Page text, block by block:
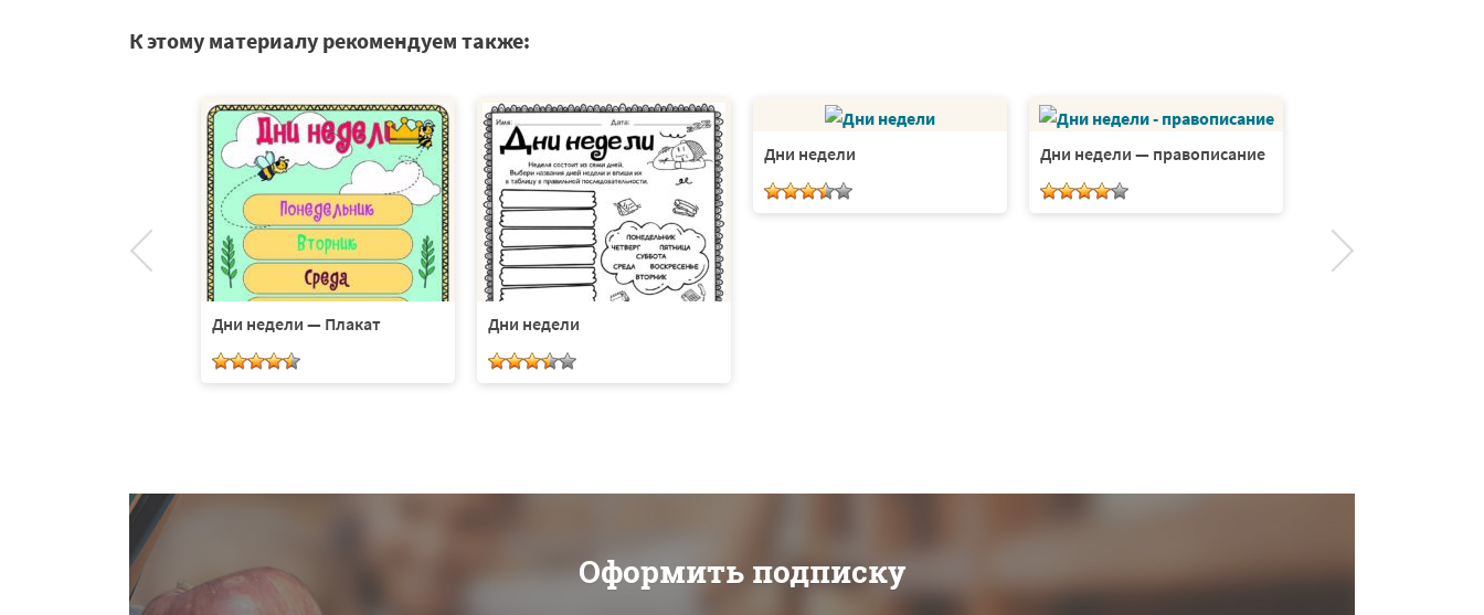
К этому материалу рекомендуем также:
Дни недели — Плакат Дни недели
Дни недели Дни недели — правописание
Оформить подписку